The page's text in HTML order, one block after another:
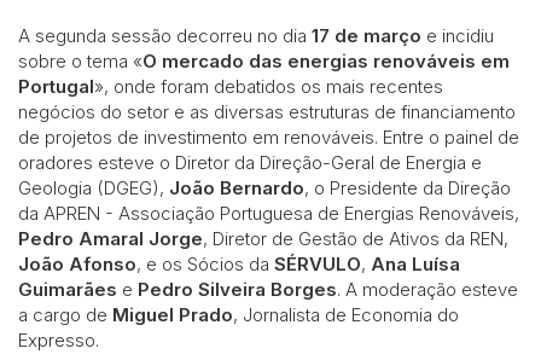
A segunda sessão decorreu no dia 17 de março e incidiu
sobre o tema «O mercado das energias renováveis em
Portugal», onde foram debatidos os mais recentes
negócios do setor e as diversas estruturas de financiamento
de projetos de investimento em renováveis. Entre o painel de
oradores esteve o Diretor da Direção-Geral de Energia e
Geologia (DGEG), João Bernardo, o Presidente da Direção
da APREN - Associação Portuguesa de Energias Renováveis,
Pedro Amaral Jorge, Diretor de Gestão de Ativos da REN,
João Afonso, e os Sócios da SÉRVULO, Ana Luísa
Guimarães e Pedro Silveira Borges. A moderação esteve
a cargo de Miguel Prado, Jornalista de Economia do
Expresso.